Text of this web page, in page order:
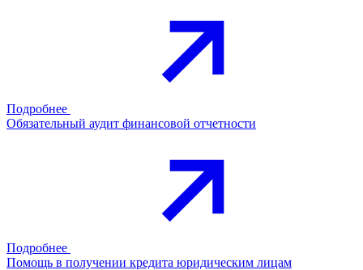
Подробнее
Обязательный аудит финансовой отчетности
Подробнее
Помощь в получении кредита юридическим лицам